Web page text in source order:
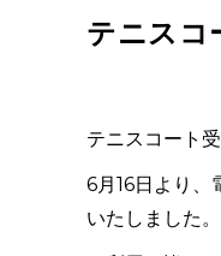
テニスコ
テニスコート
6月16日より、
いたしました。